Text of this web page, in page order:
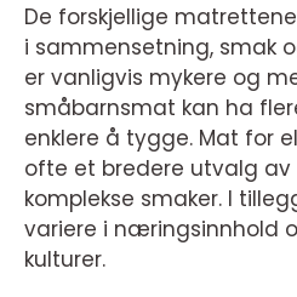
De forskjellige
i sammensetning, smak
er vanligvis mykere og
småbarnsmat kan ha
enklere å tygge. Mat for
ofte et bredere utvalg
komplekse smaker. I
variere i næringsinnhold
kulturer.